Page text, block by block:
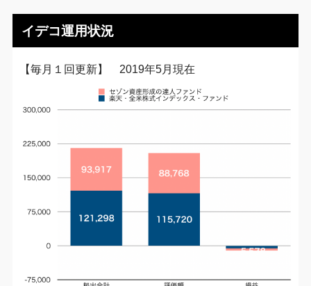
イデコ運用状況
【毎月１回更新】 2019年5月現在